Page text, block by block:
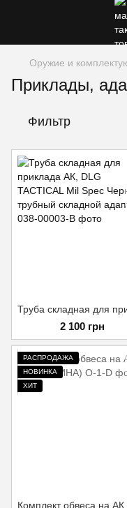
Оружие и
Приклады,
Фильтр
2 100 грн
РАСПРОДАЖА
НОВИНКА
ХИТ